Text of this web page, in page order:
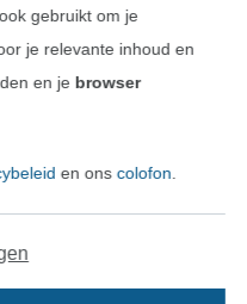
gebruikt om je
je relevante inhoud en
en je browser
en ons colofon